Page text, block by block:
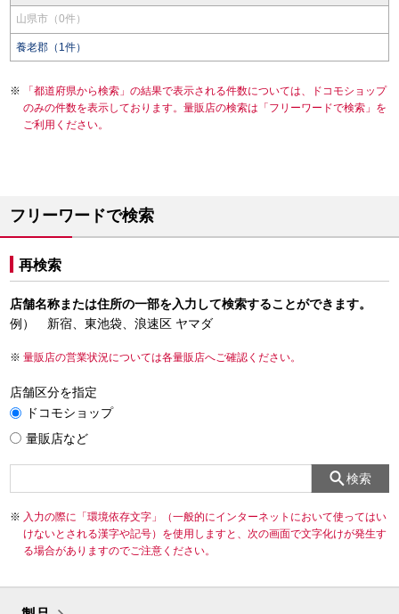
山県市（0件）
養老郡（1件）
「都道府県から検索」の結果で表示される件数については、ドコモショップ
のみの件数を表示しております。量販店の検索は「フリーワードで検索」を
ご利用ください。
フリーワードで検索
再検索
店舗名称または住所の一部を入力して検索することができます。
例） 新宿、東池袋、浪速区 ヤマダ
量販店の営業状況については各量販店へご確認ください。
店舗区分を指定
ドコモショップ
量販店など
検索
入力の際に「環境依存文字」（一般的にインターネットにおいて使ってはい
けないとされる漢字や記号）を使用しますと、次の画面で文字化けが発生す
る場合がありますのでご注意ください。